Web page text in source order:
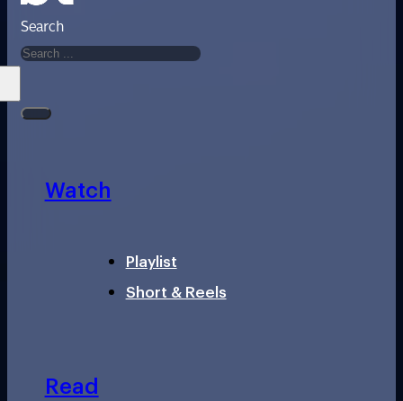
Search
Watch
Playlist
Short & Reels
Read